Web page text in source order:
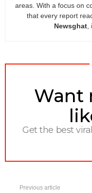
areas. With a focus on
that every report
Newsghat,
NEWSLETTER
Want
Get the best
Previous article